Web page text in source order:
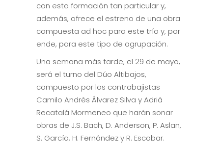
con esta formación tan particular y,
además, ofrece el estreno de una obra
compuesta ad hoc para este trío y, por
ende, para este tipo de agrupación.
Una semana más tarde, el 29 de mayo,
será el turno del Dúo Altibajos,
compuesto por los contrabajistas
Camilo Andrés Álvarez Silva y Adriá
Recatalá Mormeneo que harán sonar
obras de J.S. Bach, D. Anderson, P. Aslan,
S. García, H. Fernández y R. Escobar.